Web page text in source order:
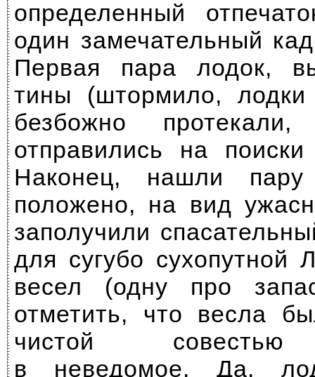
определенный
один замечательный
Первая пара лодок,
тины (штормило, лодки
безбожно
отправились на
Наконец, нашли
положено, на вид
заполучили
для сугубо сухопутной
весел (одну про
отметить, что весла
чистой совестью
в неведомое. Да,